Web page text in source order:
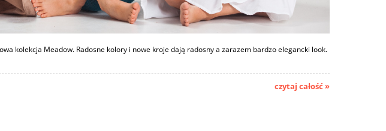
kolekcja Meadow. Radosne kolory i nowe kroje dają radosny a zarazem bardzo elegancki look.
czytaj całość »